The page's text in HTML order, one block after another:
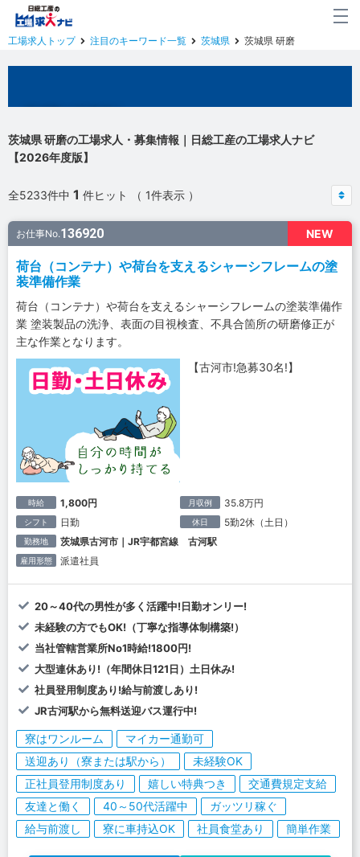
工場求人トップ 注目のキーワード一覧 茨城県 茨城県 研磨
茨城県 研磨の工場求人・募集情報｜日総工産の工場求人ナビ
【2026年度版】
全5233件中 1 件ヒット （ 1件表示 ）
NEW
お仕事No.136920
荷台（コンテナ）や荷台を支えるシャーシフレームの塗
装準備作業
荷台（コンテナ）や荷台を支えるシャーシフレームの塗装準備作
業 塗装製品の洗浄、表面の目視検査、不具合箇所の研磨修正が
主な作業となります。
【古河市!急募30名!】
時給 1,800円 月収例 35.8万円
シフト 日勤 休日 5勤2休（土日）
勤務地 茨城県古河市｜JR宇都宮線 古河駅
雇用形態 派遣社員
20～40代の男性が多く活躍中!日勤オンリー!
未経験の方でもOK!（丁寧な指導体制構築!）
当社管轄営業所No1時給!1800円!
大型連休あり!（年間休日121日）土日休み!
社員登用制度あり!給与前渡しあり!
JR古河駅から無料送迎バス運行中!
寮はワンルーム
マイカー通勤可
送迎あり（寮または駅から）
未経験OK
正社員登用制度あり
嬉しい特典つき
交通費規定支給
友達と働く
40～50代活躍中
ガッツリ稼ぐ
給与前渡し
寮に車持込OK 社員食堂あり 簡単作業